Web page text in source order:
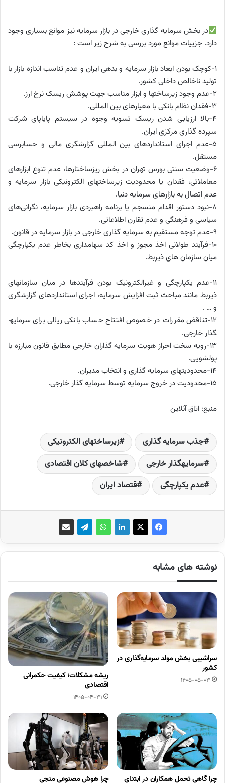
در بخش سرمایه­ گذاری خارجی در بازار سرمایه نیز موانع بسیاری وجود
دارد. جزییات موانع مورد بررسی به شرح زیر است :
1-کوچک بودن ابعاد بازار سرمایه و بدهی ایران و عدم تناسب اندازه بازار با
تولید ناخالص داخلی کشور.
2-عدم وجود زیرساختها و ابزار مناسب جهت پوشش ریسک نرخ ارز.
3-فقدان نظام بانکی با معیارهای بین ­المللی.
4-بالا ارزیابی شدن ریسک تسویه وجوه در سیستم پایاپای شرکت
سپرده­ گذاری مرکزی ایران.
5-عدم اجرای استانداردهای بین المللی گزارشگری مالی و حسابرسی
مستقل.
6-وضعیت سنتی بورس تهران در بخش ریزساختارها، عدم تنوع ابزارهای
معاملاتی، فقدان یا محدودیت زیرساختهای الکترونیکی بازار سرمایه و
عدم اتصال به بازارهای سرمایه دنیا.
8-نبود دستور اقدام منسجم یا برنامه راهبردی بازار سرمایه، نگرانی‌های
سیاسی و فرهنگی و عدم تقارن اطلاعاتی.
9-عدم توجه مستقیم به سرمایه ­گذاری خارجی در بازار سرمایه در قانون.
10-فرآیند طولانی اخذ مجوز و اخذ کد سهامداری بخاطر عدم یکپارچگی
میان سازمان های ذیربط.
11-عدم یکپارچگی و غیرالکترونیک بودن فرآیندها در میان سازمان­های
ذیربط مانند مباحث ثبت افزایش سرمایه، اجرای استانداردهای گزارشگری
و … .
12-تناقض ­مقررات در خصوص افتتاح حساب بانکی ریالی برای سرمایه­
گذار خارجی.
13-رویه سخت احراز هویت سرمایه­ گذاران خارجی مطابق قانون مبارزه با
پولشویی.
14-محدودیت­های سرمایه­ گذاری و انتخاب مدیران.
15-محدودیت در خروج سرمایه توسط سرمایه­ گذار خارجی.
منبع: اتاق آنلاین
جذب سرمایه­ گذاری
زیرساختهای الکترونیکی
سرمایه­گذار خارجی
شاخص­های کلان اقتصادی
عدم یکپارچگی
قتصاد ایران
نوشته های مشابه
سراشیبی بخش مولد سرمایه‌گذاری در
کشور
1405-05-03
ریشه مشکلات؛ کیفیت حکمرانی
اقتصادی
1405-04-31
چرا گاهی تحمل همکاران در ابتدای چرا هوش مصنوعی منجی